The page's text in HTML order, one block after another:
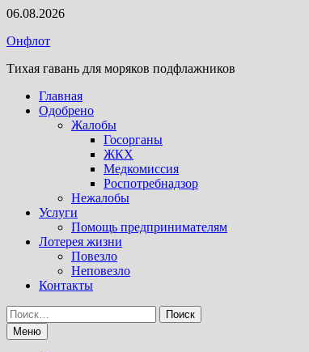
Перейти
содержимому
06.08.2026
Онфлот
Тихая гавань для моряков подфлажников
Главная
Одобрено
Жалобы
Госорганы
ЖКХ
Медкомиссия
Роспотребнадзор
Нежалобы
Услуги
Помощь предпринимателям
Лотерея жизни
Повезло
Неповезло
Контакты
Найти:
Меню